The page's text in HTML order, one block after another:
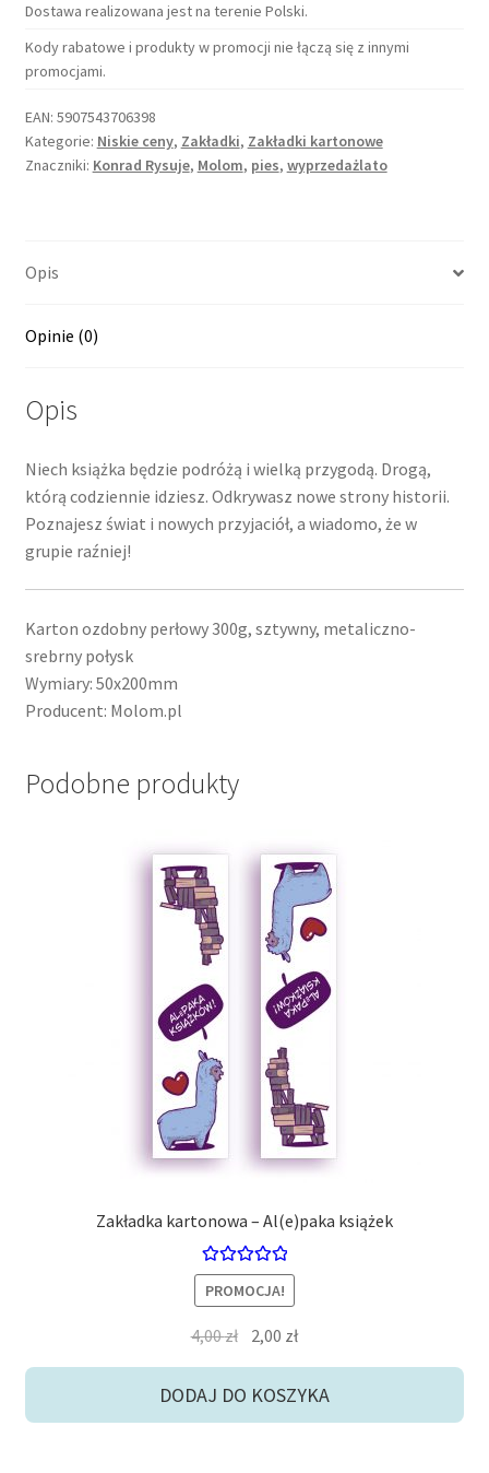
Dostawa realizowana jest na terenie Polski.
Kody rabatowe i produkty w promocji nie łączą się z innymi
promocjami.
EAN: 5907543706398
Kategorie: Niskie ceny, Zakładki, Zakładki kartonowe
Znaczniki: Konrad Rysuje, Molom, pies, wyprzedażlato
Opis
Opinie (0)
Opis
Niech książka będzie podróżą i wielką przygodą. Drogą,
którą codziennie idziesz. Odkrywasz nowe strony historii.
Poznajesz świat i nowych przyjaciół, a wiadomo, że w
grupie raźniej!
Karton ozdobny perłowy 300g, sztywny, metaliczno-
srebrny połysk
Wymiary: 50x200mm
Producent: Molom.pl
Podobne produkty
Zakładka kartonowa – Al(e)paka książek
Oceniono
5.00na 5
PROMOCJA!
4,00zł Pierwotna
wynosiła:
2,00 złAktualna
wynosi:
DODAJ DO KOSZYKA